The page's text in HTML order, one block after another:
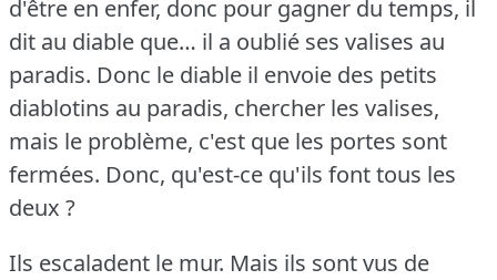
d'être en enfer, donc pour gagner du temps, il
dit au diable que… il a oublié ses valises au
paradis. Donc le diable il envoie des petits
diablotins au paradis, chercher les valises,
mais le problème, c'est que les portes sont
fermées. Donc, qu'est-ce qu'ils font tous les
deux ?
Ils escaladent le mur. Mais ils sont vus de